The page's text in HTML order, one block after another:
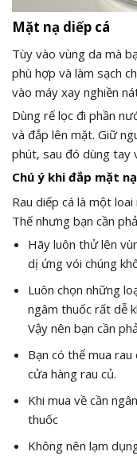
Mặt nạ diếp cá
Tùy vào vùng da mà
phù hợp và làm sạch
vào máy xay nghiền
Dùng rế lọc đi phần
và đắp lên mặt. Giữ
phút, sau đó dùng tay
Chú ý khi đắp mặt
Rau diếp cá là một
Thế nhưng bạn cần
Hãy luôn thử lên
dị ứng vói chúng
Luôn chọn những
ngâm thuốc rất dễ
Vậy nên bạn cần
Bạn có thể mua
cửa hàng rau củ.
Khi mua về cần
thuốc
Không nên lạm